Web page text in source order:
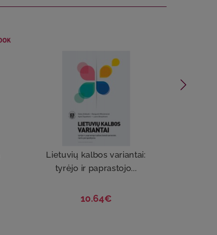
Lietuvių kalbos variantai:
tyrėjo ir paprastojo...
10.64€